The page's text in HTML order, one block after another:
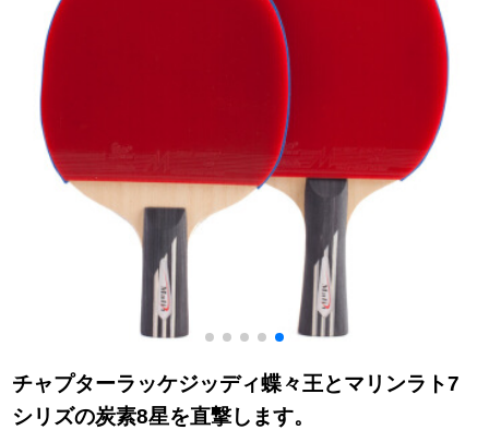
チャプターラッケジッディ蝶々王とマリンラト7
シリズの炭素8星を直撃します。